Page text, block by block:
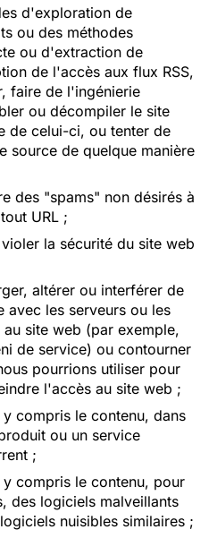
d'exploration de
ou des méthodes
ou d'extraction de
de l'accès aux flux RSS,
faire de l'ingénierie
ou décompiler le site
de celui-ci, ou tenter de
source de quelque manière
des "spams" non désirés à
URL ;
la sécurité du site web
altérer ou interférer de
avec les serveurs ou les
site web (par exemple,
de service) ou contourner
pourrions utiliser pour
l'accès au site web ;
compris le contenu, dans
ou un service
;
compris le contenu, pour
des logiciels malveillants
nuisibles similaires ;